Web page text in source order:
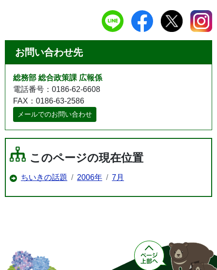
お問い合わせ先
総務部 総合政策課 広報係
電話番号：0186-62-6608
FAX：0186-63-2586
メールでのお問い合わせ
このページの現在位置
ちいきの話題 2006年 7月